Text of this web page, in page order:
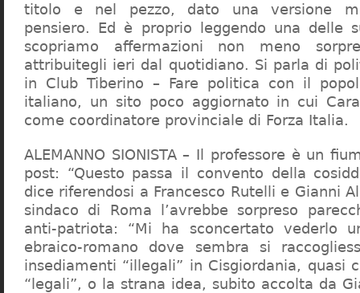
titolo e nel pezzo, dato una versione
pensiero. Ed è proprio leggendo una delle
scopriamo affermazioni non meno
attribuitegli ieri dal quotidiano. Si parla di
in Club Tiberino – Fare politica con il
italiano, un sito poco aggiornato in cui
come coordinatore provinciale di Forza Italia.
ALEMANNO SIONISTA – Il professore è un
post: “Questo passa il convento della
dice riferendosi a Francesco Rutelli e Gianni
sindaco di Roma l’avrebbe sorpreso
anti-patriota: “Mi ha sconcertato vederlo
ebraico-romano dove sembra si
insediamenti “illegali” in Cisgiordania, quasi
“legali”, o la strana idea, subito accolta da